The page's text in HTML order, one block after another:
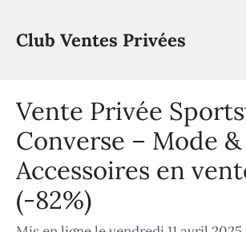
contenu
Club Ventes Privées
Vente Privée
Converse – Mode &
Accessoires en
(-82%)